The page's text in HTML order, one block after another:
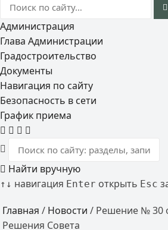
Администрация
Глава Администрации
Градостроительство
Документы
Навигация по сайту
Безопасность в сети
График приема
Найти вручную
↑ ↓ навигация Enter открыть Esc
Главная / Новости / Решение № 30
Решения Совета